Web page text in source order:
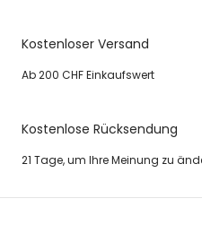
Kostenloser Versand
Ab 200 CHF Einkaufswert
Kostenlose Rücksendung
21 Tage, um Ihre Meinung zu